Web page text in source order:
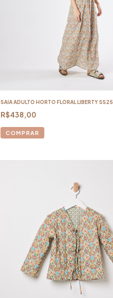
SAIA ADULTO HORTO FLORAL LIBERTY SS25
R$438,00
COMPRAR